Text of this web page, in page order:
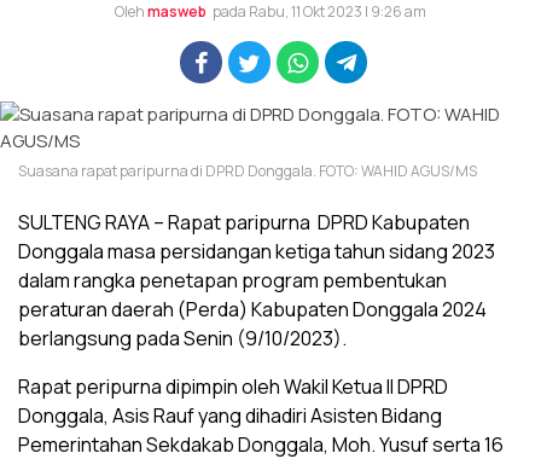
Olehmasweb pada Rabu, 11 Okt 2023 | 9:26 am
Suasana rapat paripurna di DPRD Donggala. FOTO: WAHID AGUS/MS
SULTENG RAYA – Rapat paripurna DPRD Kabupaten
Donggala masa persidangan ketiga tahun sidang 2023
dalam rangka penetapan program pembentukan
peraturan daerah (Perda) Kabupaten Donggala 2024
berlangsung pada Senin (9/10/2023).
Rapat peripurna dipimpin oleh Wakil Ketua II DPRD
Donggala, Asis Rauf yang dihadiri Asisten Bidang
Pemerintahan Sekdakab Donggala, Moh. Yusuf serta 16